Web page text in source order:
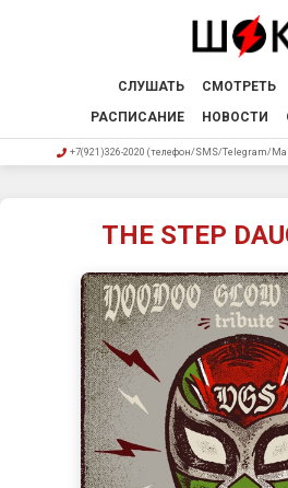
СЛУШАТЬ СМОТРЕТЬ
РАСПИСАНИЕ
НОВОСТИ
+7(921)326-2020 (телефон/SMS/Telegram/
THE STEP